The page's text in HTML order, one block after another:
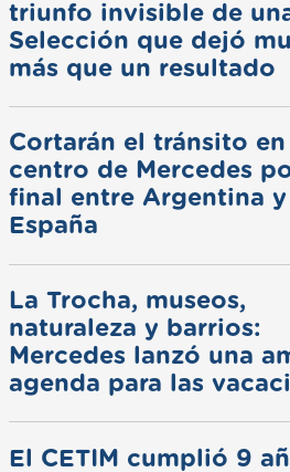
triunfo invisible de
Selección que dejó
más que un resultado
Cortarán el tránsito en
centro de Mercedes
final entre Argentina y
España
La Trocha, museos,
naturaleza y barrios:
Mercedes lanzó una
agenda para las
El CETIM cumplió 9